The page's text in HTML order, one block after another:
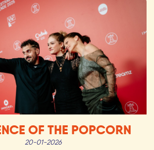
OF THE POPCORN
20-01-2026